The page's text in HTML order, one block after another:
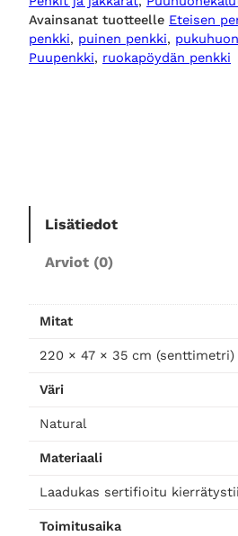
t
r
n
k
m
Avainsanat tuotteelle Eteisen
penkki, puinen penkki,
Puupenkki, ruokapöydän penkki
Lisätiedot
Arviot (0)
Mitat
220 × 47 × 35 cm (senttimetri)
Väri
Natural
Materiaali
Laadukas sertifioitu
Toimitusaika